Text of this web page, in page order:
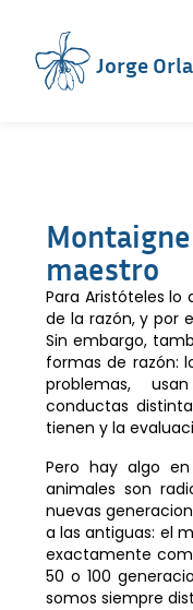
Jorge
maestro
Para Aristóteles lo
de la razón, y por
Sin embargo,
formas de razón:
problemas,
conductas
tienen y la
Pero hay algo
animales son
nuevas
a las antiguas: el
exactamente
50 o 100
somos siempre